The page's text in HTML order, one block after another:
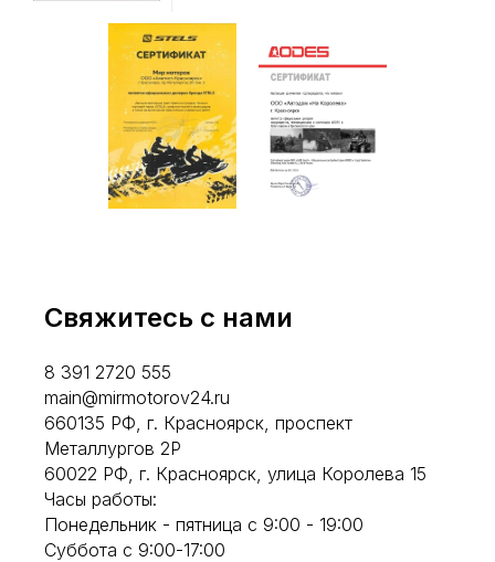
Свяжитесь с нами
8 391 2720 555
main@mirmotorov24.ru
660135 РФ, г. Красноярск, проспект
Металлургов 2Р
60022 РФ, г. Красноярск, улица Королева 15
Часы работы:
Понедельник - пятница с 9:00 - 19:00
Суббота с 9:00-17:00